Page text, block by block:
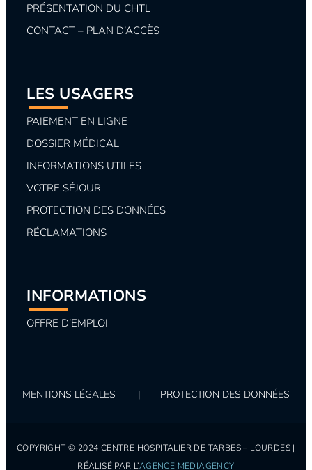
PRÉSENTATION DU CHTL
CONTACT – PLAN D’ACCÈS
LES USAGERS
PAIEMENT EN LIGNE
DOSSIER MÉDICAL
INFORMATIONS UTILES
VOTRE SÉJOUR
PROTECTION DES DONNÉES
RÉCLAMATIONS
INFORMATIONS
OFFRE D’EMPLOI
MENTIONS LÉGALES | PROTECTION DES DONNÉES
COPYRIGHT © 2024 CENTRE HOSPITALIER DE TARBES – LOURDES |
RÉALISÉ PAR L’AGENCE MEDIAGENCY